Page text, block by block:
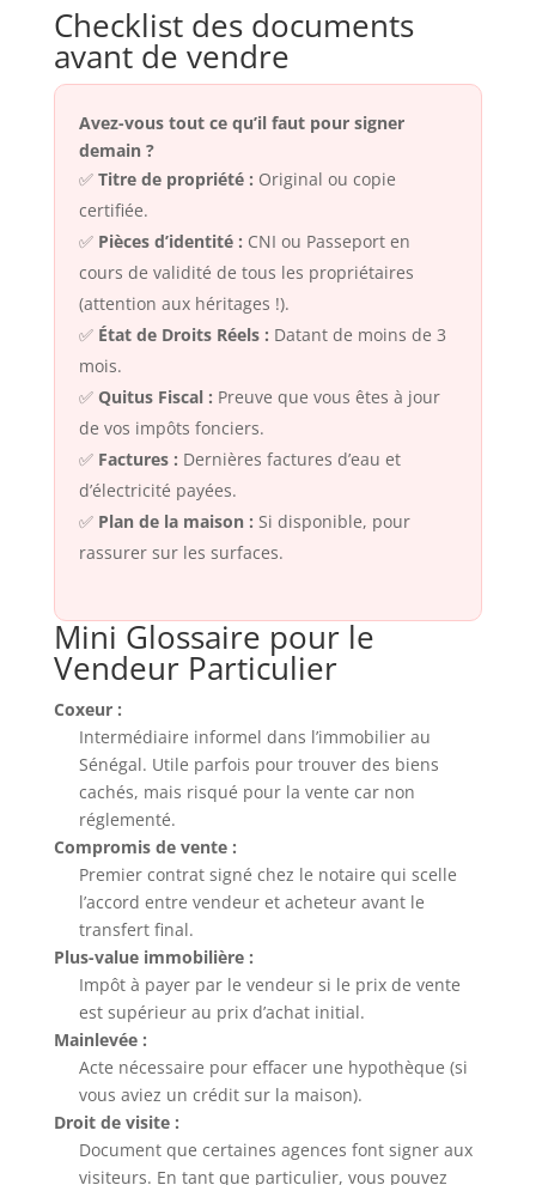
Checklist des documents
avant de vendre
Avez-vous tout ce qu’il faut pour signer
demain ?
✅ Titre de propriété : Original ou copie
certifiée.
✅ Pièces d’identité : CNI ou Passeport en
cours de validité de tous les propriétaires
(attention aux héritages !).
✅ État de Droits Réels : Datant de moins de 3
mois.
✅ Quitus Fiscal : Preuve que vous êtes à jour
de vos impôts fonciers.
✅ Factures : Dernières factures d’eau et
d’électricité payées.
✅ Plan de la maison : Si disponible, pour
rassurer sur les surfaces.
Mini Glossaire pour le
Vendeur Particulier
Coxeur :
Intermédiaire informel dans l’immobilier au
Sénégal. Utile parfois pour trouver des biens
cachés, mais risqué pour la vente car non
réglementé.
Compromis de vente :
Premier contrat signé chez le notaire qui scelle
l’accord entre vendeur et acheteur avant le
transfert final.
Plus-value immobilière :
Impôt à payer par le vendeur si le prix de vente
est supérieur au prix d’achat initial.
Mainlevée :
Acte nécessaire pour effacer une hypothèque (si
vous aviez un crédit sur la maison).
Droit de visite :
Document que certaines agences font signer aux
visiteurs. En tant que particulier, vous pouvez